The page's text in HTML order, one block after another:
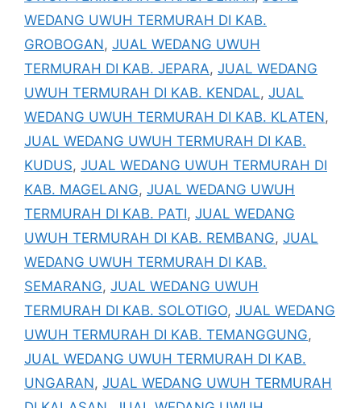
WEDANG UWUH TERMURAH DI KAB.
GROBOGAN, JUAL WEDANG UWUH
TERMURAH DI KAB. JEPARA, JUAL WEDANG
UWUH TERMURAH DI KAB. KENDAL, JUAL
WEDANG UWUH TERMURAH DI KAB. KLATEN,
JUAL WEDANG UWUH TERMURAH DI KAB.
KUDUS, JUAL WEDANG UWUH TERMURAH DI
KAB. MAGELANG, JUAL WEDANG UWUH
TERMURAH DI KAB. PATI, JUAL WEDANG
UWUH TERMURAH DI KAB. REMBANG, JUAL
WEDANG UWUH TERMURAH DI KAB.
SEMARANG, JUAL WEDANG UWUH
TERMURAH DI KAB. SOLOTIGO, JUAL WEDANG
UWUH TERMURAH DI KAB. TEMANGGUNG,
JUAL WEDANG UWUH TERMURAH DI KAB.
UNGARAN, JUAL WEDANG UWUH TERMURAH